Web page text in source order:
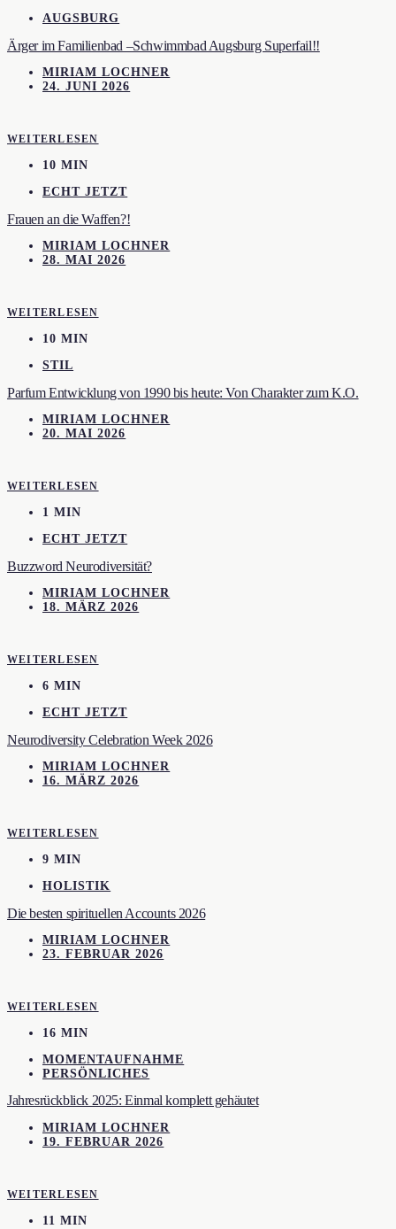
AUGSBURG
Ärger im Familienbad –Schwimmbad Augsburg Superfail!!
MIRIAM LOCHNER
24. JUNI 2026
WEITERLESEN
10 MIN
ECHT JETZT
Frauen an die Waffen?!
MIRIAM LOCHNER
28. MAI 2026
WEITERLESEN
10 MIN
STIL
Parfum Entwicklung von 1990 bis heute: Von Charakter zum K.O.
MIRIAM LOCHNER
20. MAI 2026
WEITERLESEN
1 MIN
ECHT JETZT
Buzzword Neurodiversität?
MIRIAM LOCHNER
18. MÄRZ 2026
WEITERLESEN
6 MIN
ECHT JETZT
Neurodiversity Celebration Week 2026
MIRIAM LOCHNER
16. MÄRZ 2026
WEITERLESEN
9 MIN
HOLISTIK
Die besten spirituellen Accounts 2026
MIRIAM LOCHNER
23. FEBRUAR 2026
WEITERLESEN
16 MIN
MOMENTAUFNAHME
PERSÖNLICHES
Jahresrückblick 2025: Einmal komplett gehäutet
MIRIAM LOCHNER
19. FEBRUAR 2026
WEITERLESEN
11 MIN